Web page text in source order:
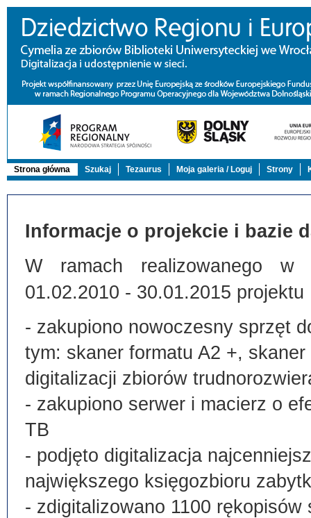
Strona główna Szukaj Tezaurus Moja galeria / Loguj Strony
Informacje o projekcie i bazie
W ramach realizowanego w
01.02.2010 - 30.01.2015 projektu
- zakupiono nowoczesny sprzęt
tym: skaner formatu A2 +,
digitalizacji zbiorów
- zakupiono serwer i macierz o
TB
- podjęto digitalizacja
największego księgozbioru
- zdigitalizowano 1100